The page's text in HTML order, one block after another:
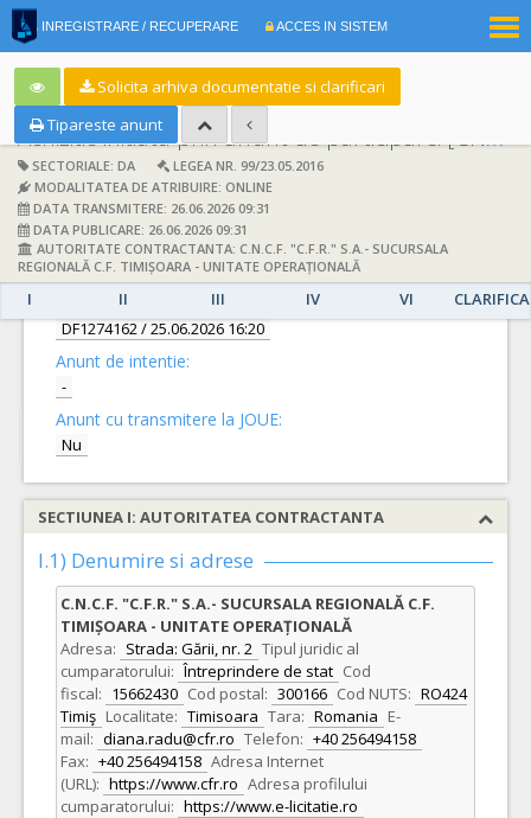
INREGISTRARE / RECUPERARE ACCES IN SISTEM
Solicita arhiva documentatie si clarificari
Tipareste anunt
Achizitie initiata prin anunt de participare:[CN1093925] -
SECTORIALE: DA
LEGEA NR. 99/23.05.2016
MODALITATEA DE ATRIBUIRE: ONLINE
DATA TRANSMITERE: 26.06.2026 09:31
DATA PUBLICARE: 26.06.2026 09:31
AUTORITATE CONTRACTANTA: C.N.C.F. "C.F.R." S.A.- SUCURSALA
REGIONALĂ C.F. TIMIȘOARA - UNITATE OPERAȚIONALĂ
I II III IV VI
DETALII
Documentatie de atribuire:
DF1274162/ 25.06.2026 16:20
Anunt de intentie:
-
Anunt cu transmitere la JOUE:
Nu
SECTIUNEA I: AUTORITATEA CONTRACTANTA
I.1) Denumire si adrese
C.N.C.F. "C.F.R." S.A.- SUCURSALA REGIONALĂ C.F.
TIMIȘOARA - UNITATE OPERAȚIONALĂ
Adresa: Strada: Gării, nr. 2 Tipul juridic al
cumparatorului: Întreprindere de stat Cod
fiscal: 15662430 Cod postal: 300166 Cod NUTS: RO424
Timiş Localitate: Timisoara Tara: Romania E-
mail: diana.radu@cfr.ro Telefon: +40 256494158
Fax: +40 256494158 Adresa Internet
(URL): https://www.cfr.ro Adresa profilului
cumparatorului: https://www.e-licitatie.ro